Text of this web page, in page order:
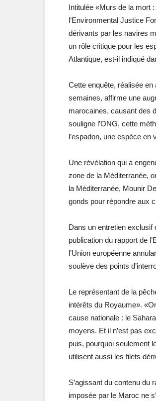
Intitulée «Murs de la mort
l’Environmental Justice
dérivants par les navires
un rôle critique pour les
Atlantique, est-il indiqué
Cette enquête, réalisée
semaines, affirme une
marocaines, causant des
souligne l’ONG, cette
l’espadon, une espèce en
Une révélation qui a
zone de la Méditerranée,
la Méditerranée, Mounir
gonds pour répondre aux
Dans un entretien exclusif
publication du rapport de
l’Union européenne
soulève des points
Le représentant de la
intérêts du Royaume».
cause nationale : le
moyens. Et il n’est pas
puis, pourquoi seulement
utilisent aussi les filets
S’agissant du contenu du
imposée par le Maroc ne